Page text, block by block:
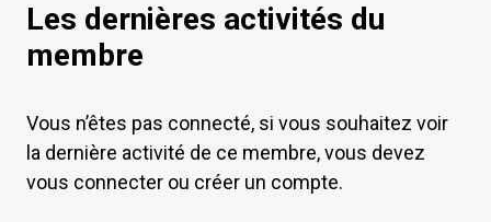
Les dernières activités du
membre
Vous n’êtes pas connecté, si vous souhaitez voir
la dernière activité de ce membre, vous devez
vous connecter ou créer un compte.